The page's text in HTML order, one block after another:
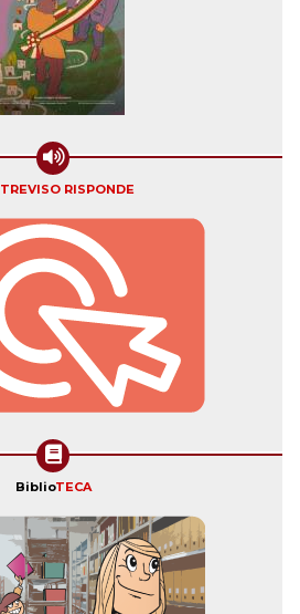
TREVISO RISPONDE
BiblioTECA